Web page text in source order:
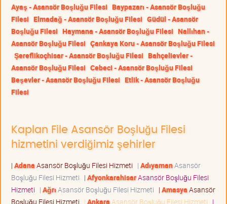
Ayaş - Asansör Boşluğu Filesi Baypazarı - Asansör Boşluğu
Filesi Elmadağ - Asansör Boşluğu Filesi Güdül - Asansör
Boşluğu Filesi Haymana - Asansör Boşluğu Filesi Nallıhan -
Asansör Boşluğu Filesi Çankaya Koru - Asansör Boşluğu Filesi
Şereflikoçhisar - Asansör Boşluğu Filesi Bahçelievler -
Asansör Boşluğu Filesi Cebeci - Asansör Boşluğu Filesi
Beşevler - Asansör Boşluğu Filesi Etlik - Asansör Boşluğu
Filesi
Kaplan File Asansör Boşluğu Filesi
hizmetini verdiğimiz şehirler
| AdanaAsansör Boşluğu Filesi Hizmeti | AdıyamanAsansör
Boşluğu Filesi Hizmeti | AfyonkarahisarAsansör Boşluğu Filesi
Hizmeti | AğrıAsansör Boşluğu Filesi Hizmeti | AmasyaAsansör
Boşluğu Filesi Hizmeti | Ankara Asansör Boşluğu Filesi Hizmeti |